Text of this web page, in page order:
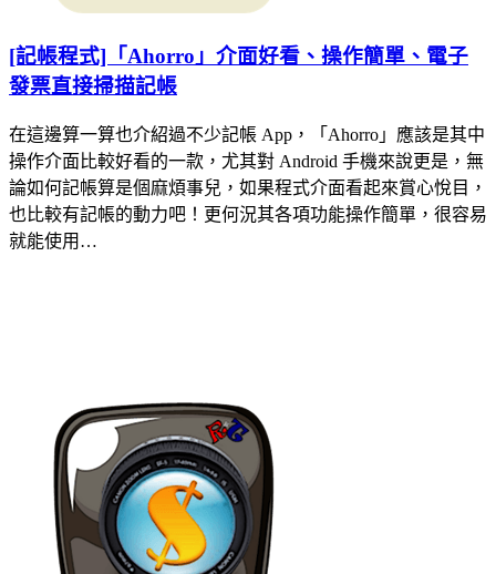
[記帳程式]「Ahorro」介面好看、操作簡單、電子
發票直接掃描記帳
在這邊算一算也介紹過不少記帳 App，「Ahorro」應該是其中
操作介面比較好看的一款，尤其對 Android 手機來說更是，無
論如何記帳算是個麻煩事兒，如果程式介面看起來賞心悅目，
也比較有記帳的動力吧！更何況其各項功能操作簡單，很容易
就能使用…